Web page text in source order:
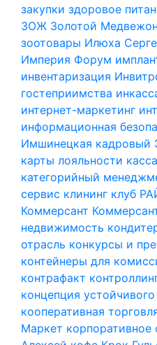
закупки здоровое
ЗОЖ Золотой
зоотовары Илюха
Империя Форум
инвентаризация
гостеприимства
интернет-маркетинг
информационная
Имшинецкая кадровый
карты лояльности
категорийный
сервис клининг клуб
Коммерсант
недвижимость
отрасль конкурсы и
контейнеры для
контрафакт
концепция
кооперативная
Маркет корпоративное